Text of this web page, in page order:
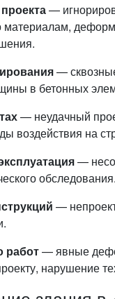
—
материалам,
—
в бетонных
— неудачный
воздействия на
—
обследования.
—
работ— явные
нарушение